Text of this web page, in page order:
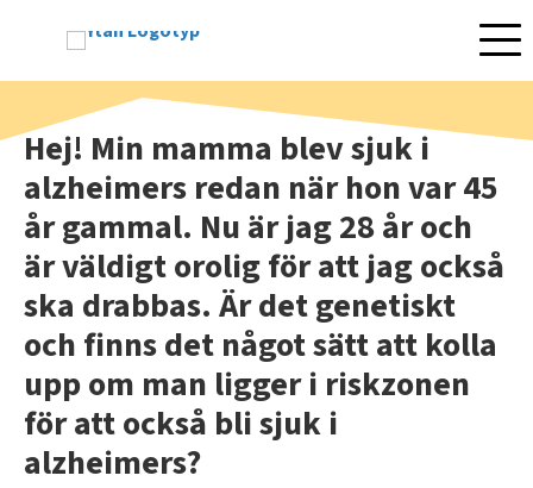
Hej! Min mamma blev sjuk i
alzheimers redan när hon var 45
år gammal. Nu är jag 28 år och
är väldigt orolig för att jag också
ska drabbas. Är det genetiskt
och finns det något sätt att kolla
upp om man ligger i riskzonen
för att också bli sjuk i
alzheimers?